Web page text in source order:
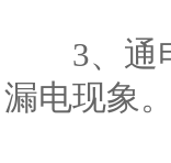
3、通电
漏电现象